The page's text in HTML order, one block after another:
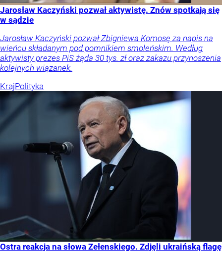
Jarosław Kaczyński pozwał aktywistę. Znów spotkają się
w sądzie
Jarosław Kaczyński pozwał Zbigniewa Komosę za napis na
wieńcu składanym pod pomnikiem smoleńskim. Według
aktywisty prezes PiS żąda 30 tys. zł oraz zakazu przynoszenia
kolejnych wiązanek.
KrajPolityka
Ostra reakcja na słowa Zełenskiego. Zdjęli ukraińską flagę